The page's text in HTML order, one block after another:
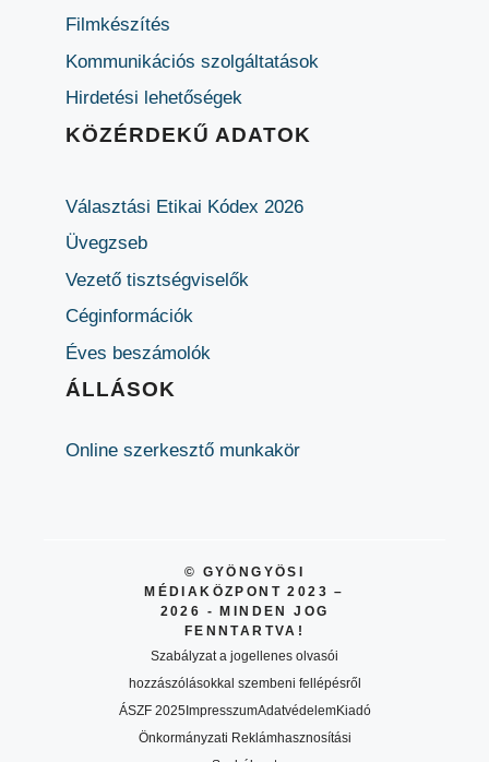
Filmkészítés
Kommunikációs szolgáltatások
Hirdetési lehetőségek
KÖZÉRDEKŰ ADATOK
Választási Etikai Kódex 2026
Üvegzseb
Vezető tisztségviselők
Céginformációk
Éves beszámolók
ÁLLÁSOK
Online szerkesztő munkakör
© GYÖNGYÖSI
MÉDIAKÖZPONT 2023 –
2026 - MINDEN JOG
FENNTARTVA!
Szabályzat a jogellenes olvasói
hozzászólásokkal szembeni fellépésről
ÁSZF 2025ImpresszumAdatvédelemKiadó
Önkormányzati Reklámhasznosítási